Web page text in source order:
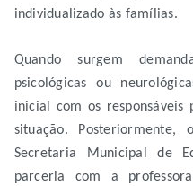
individualizado às famílias.
Quando surgem
psicológicas ou
inicial com os responsáveis
situação. Posteriormente,
Secretaria Municipal de
parceria com a